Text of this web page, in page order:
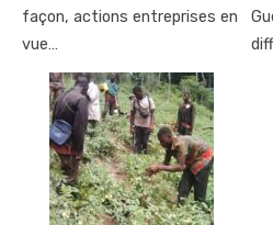
façon, actions entreprises en
vue…